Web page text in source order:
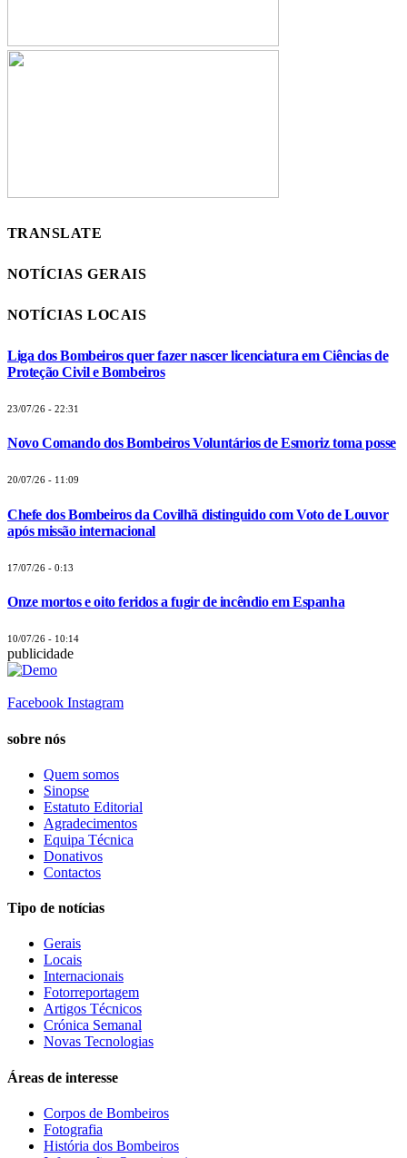
TRANSLATE
NOTÍCIAS GERAIS
NOTÍCIAS LOCAIS
Liga dos Bombeiros quer fazer nascer licenciatura em Ciências de
Proteção Civil e Bombeiros
23/07/26 - 22:31
Novo Comando dos Bombeiros Voluntários de Esmoriz toma posse
20/07/26 - 11:09
Chefe dos Bombeiros da Covilhã distinguido com Voto de Louvor
após missão internacional
17/07/26 - 0:13
Onze mortos e oito feridos a fugir de incêndio em Espanha
10/07/26 - 10:14
publicidade
Facebook Instagram
sobre nós
Quem somos
Sinopse
Estatuto Editorial
Agradecimentos
Equipa Técnica
Donativos
Contactos
Tipo de notícias
Gerais
Locais
Internacionais
Fotorreportagem
Artigos Técnicos
Crónica Semanal
Novas Tecnologias
Áreas de interesse
Corpos de Bombeiros
Fotografia
História dos Bombeiros